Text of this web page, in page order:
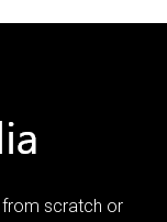
from scratch or